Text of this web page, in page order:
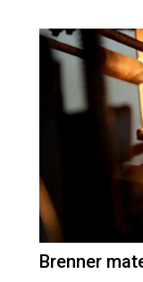
Brenner